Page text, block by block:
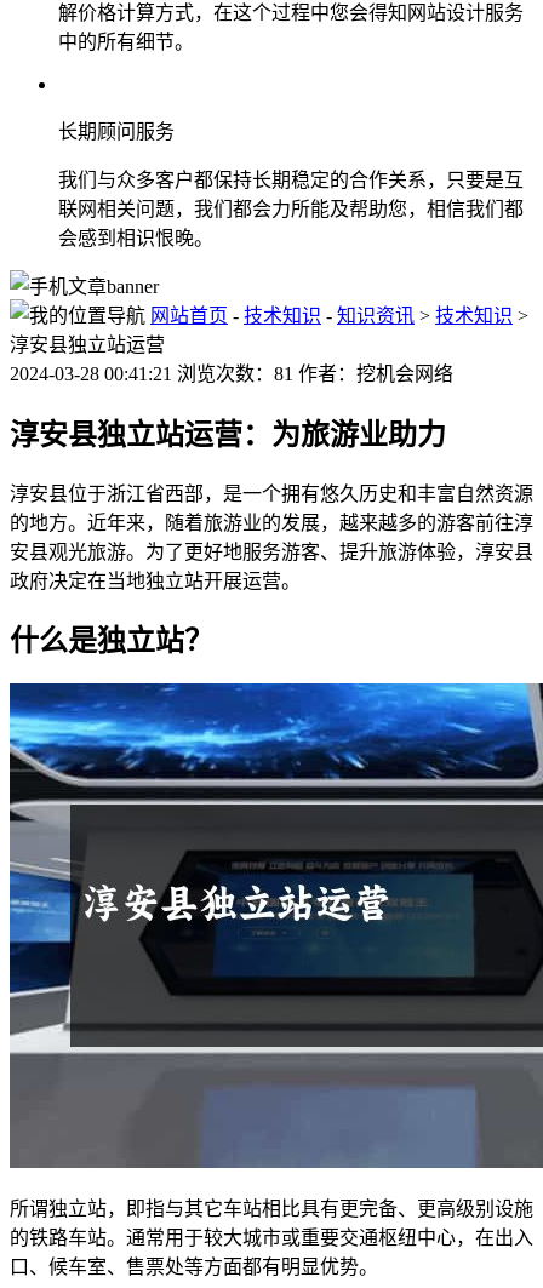
解价格计算方式，在这个过程中您会得知网站设计服务
中的所有细节。
长期顾问服务
我们与众多客户都保持长期稳定的合作关系，只要是互
联网相关问题，我们都会力所能及帮助您，相信我们都
会感到相识恨晚。
网站首页 - 技术知识 - 知识资讯 > 技术知识 >
淳安县独立站运营
2024-03-28 00:41:21 浏览次数：81 作者：挖机会网络
淳安县独立站运营：为旅游业助力
淳安县位于浙江省西部，是一个拥有悠久历史和丰富自然资源
的地方。近年来，随着旅游业的发展，越来越多的游客前往淳
安县观光旅游。为了更好地服务游客、提升旅游体验，淳安县
政府决定在当地独立站开展运营。
什么是独立站？
所谓独立站，即指与其它车站相比具有更完备、更高级别设施
的铁路车站。通常用于较大城市或重要交通枢纽中心，在出入
口、候车室、售票处等方面都有明显优势。